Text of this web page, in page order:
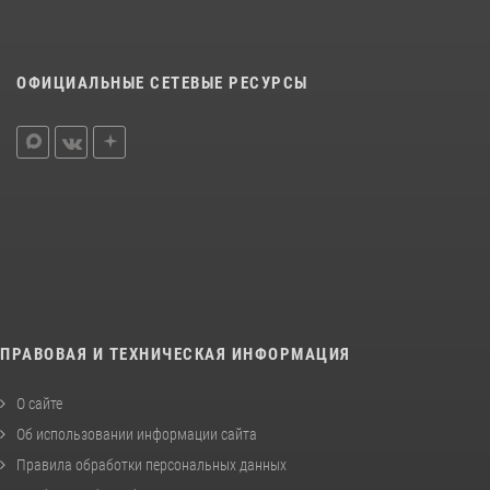
ОФИЦИАЛЬНЫЕ СЕТЕВЫЕ РЕСУРСЫ
ПРАВОВАЯ И ТЕХНИЧЕСКАЯ ИНФОРМАЦИЯ
О сайте
Об использовании информации сайта
Правила обработки персональных данных